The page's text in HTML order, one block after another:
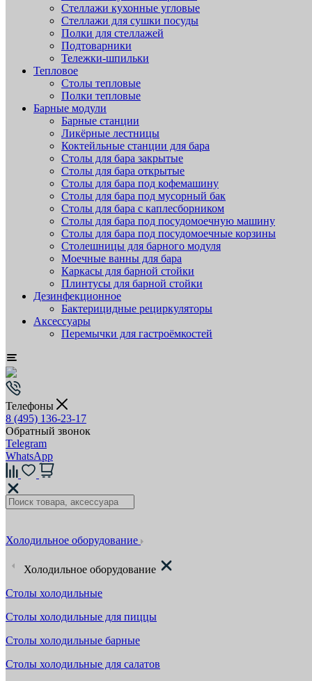
Стеллажи кухонные угловые
Стеллажи для сушки посуды
Полки для стеллажей
Подтоварники
Тележки-шпильки
Тепловое
Столы тепловые
Полки тепловые
Барные модули
Барные станции
Ликёрные лестницы
Коктейльные станции для бара
Столы для бара закрытые
Столы для бара открытые
Столы для бара под кофемашину
Столы для бара под мусорный бак
Столы для бара с каплесборником
Столы для бара под посудомоечную машину
Столы для бара под посудомоечные корзины
Столешницы для барного модуля
Моечные ванны для бара
Каркасы для барной стойки
Плинтусы для барной стойки
Дезинфекционное
Бактерицидные рециркуляторы
Аксессуары
Перемычки для гастроёмкостей
Телефоны
8 (495) 136-23-17
Обратный звонок
Telegram
WhatsApp
Холодильное оборудование
Холодильное оборудование
Столы холодильные
Столы холодильные для пиццы
Столы холодильные барные
Столы холодильные для салатов